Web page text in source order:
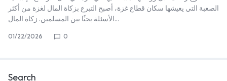
الصعبة التي يعيشها سكان قطاع غزة، أصبح التبرع بزكاة المال لغزة من أكثر
الأسئلة بحثًا بين المسلمين. زكاة المال…
01/22/2026 0
Search